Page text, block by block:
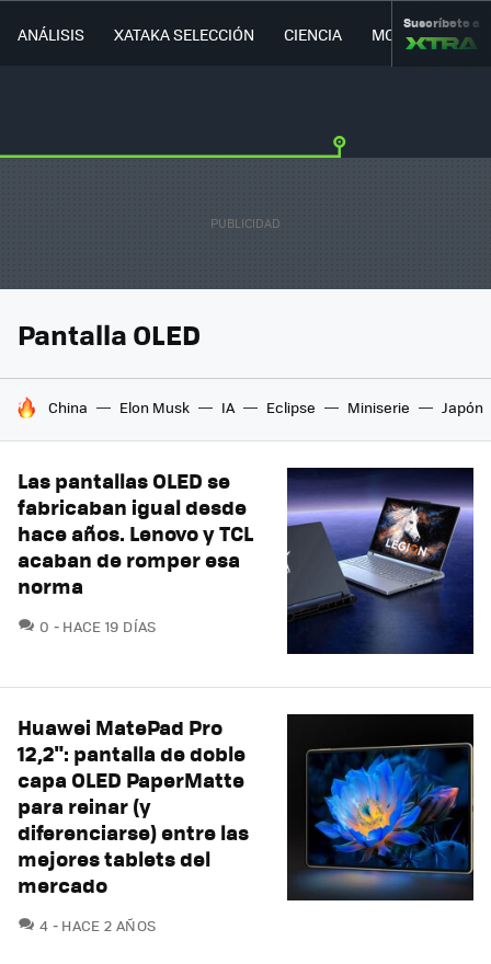
ANÁLISIS XATAKA SELECCIÓN CIENCIA MOVILIDAD
Suscríbete a
Pantalla OLED
HOY SE HABLA DE
China Elon Musk IA Eclipse Miniserie Japón
Las pantallas OLED se
fabricaban igual desde
hace años. Lenovo y TCL
acaban de romper esa
norma
0 COMENTARIOS
HACE 19 DÍAS
Huawei MatePad Pro
12,2": pantalla de doble
capa OLED PaperMatte
para reinar (y
diferenciarse) entre las
mejores tablets del
mercado
4 COMENTARIOS
HACE 2 AÑOS